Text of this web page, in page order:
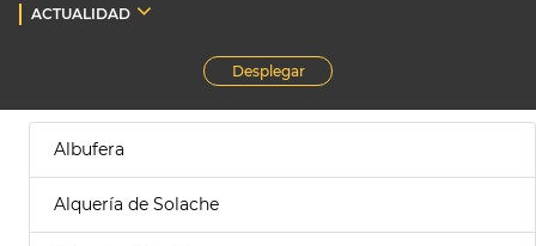
ACTUALIDAD
Desplegar
Albufera
Alquería de Solache